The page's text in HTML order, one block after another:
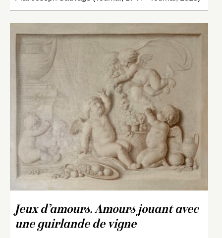
Jeux d’amours. Amours jouant avec
une guirlande de vigne